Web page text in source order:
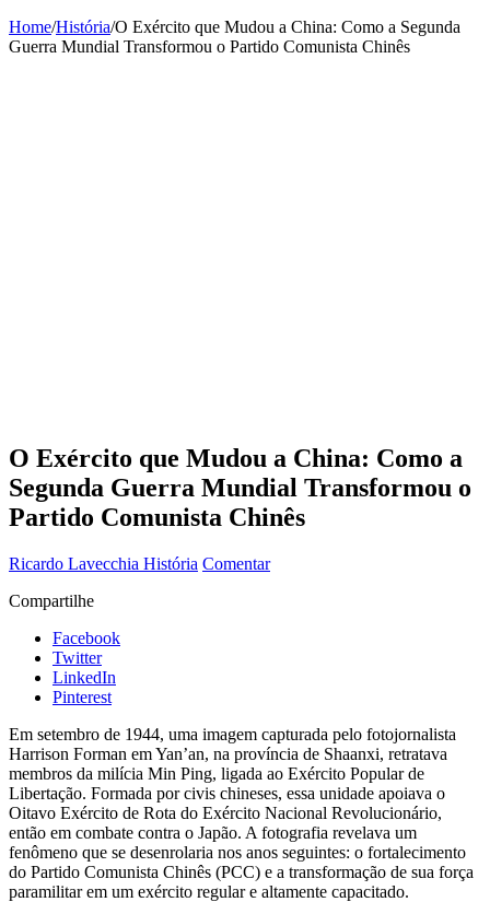
Home/História/O Exército que Mudou a China: Como a Segunda
Guerra Mundial Transformou o Partido Comunista Chinês
O Exército que Mudou a China: Como a
Segunda Guerra Mundial Transformou o
Partido Comunista Chinês
Ricardo Lavecchia História Comentar
Compartilhe
Facebook
Twitter
LinkedIn
Pinterest
Em setembro de 1944, uma imagem capturada pelo fotojornalista
Harrison Forman em Yan’an, na província de Shaanxi, retratava
membros da milícia Min Ping, ligada ao Exército Popular de
Libertação. Formada por civis chineses, essa unidade apoiava o
Oitavo Exército de Rota do Exército Nacional Revolucionário,
então em combate contra o Japão. A fotografia revelava um
fenômeno que se desenrolaria nos anos seguintes: o fortalecimento
do Partido Comunista Chinês (PCC) e a transformação de sua força
paramilitar em um exército regular e altamente capacitado.